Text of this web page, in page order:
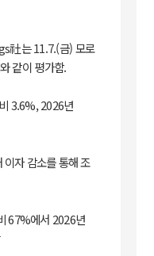
社는 11.7.(금) 모로
같이 평가함.
3.6%, 2026년
자 감소를 통해 조
67%에서 2026년